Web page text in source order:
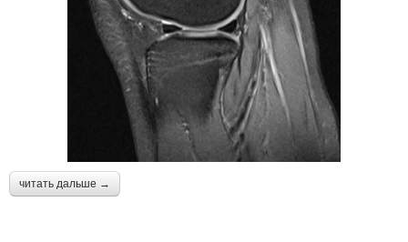
читать дальше →